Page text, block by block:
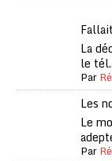
La
le
Par
Les
Le
Par